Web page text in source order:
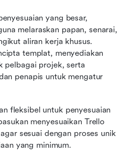
yang besar,
melaraskan papan, senarai,
aliran kerja khusus.
templat, menyediakan
pelbagai projek, serta
penapis untuk mengatur
fleksibel untuk penyesuaian
menyesuaikan Trello
sesuai dengan proses unik
yang minimum.